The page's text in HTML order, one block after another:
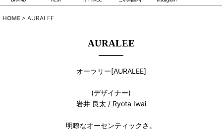
HOME > AURALEE
AURALEE
オーラリー[AURALEE]
(デザイナー)
岩井 良太 / Ryota Iwai
明瞭なオーセンティックさ。